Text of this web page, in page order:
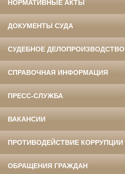
НОРМАТИВНЫЕ АКТЫ
ДОКУМЕНТЫ СУДА
СУДЕБНОЕ ДЕЛОПРОИЗВОДСТВО
СПРАВОЧНАЯ ИНФОРМАЦИЯ
ПРЕСС-СЛУЖБА
ВАКАНСИИ
ПРОТИВОДЕЙСТВИЕ КОРРУПЦИИ
ОБРАЩЕНИЯ ГРАЖДАН